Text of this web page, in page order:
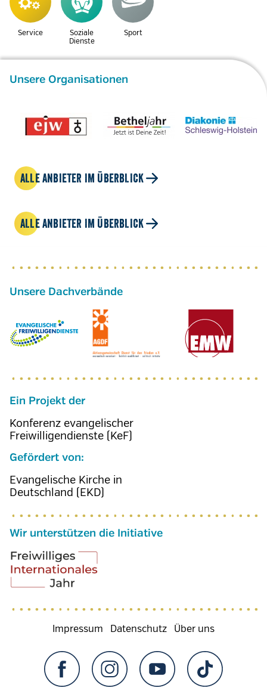
Service
Soziale
Dienste
Sport
Unsere Organisationen
ALLE ANBIETER IM ÜBERBLICK
ALLE ANBIETER IM ÜBERBLICK
Ein Projekt der
Konferenz evangelischer
Freiwilligendienste (KeF)
Gefördert von:
Evangelische Kirche in
Deutschland (EKD)
Wir unterstützen die Initiative
Fußzeilenmenü
Impressum Datenschutz Über uns